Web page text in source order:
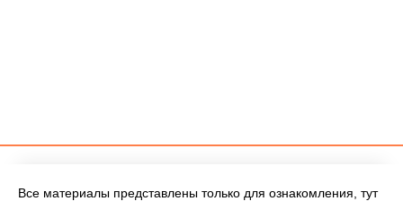
Все материалы представлены только для ознакомления, тут